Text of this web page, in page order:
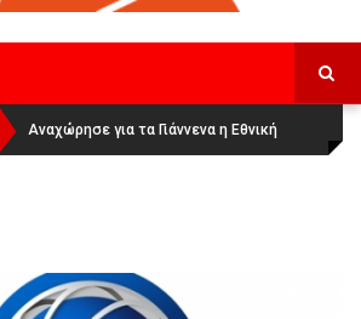
Οι Πάνθηρες Καβάλας στην Women
Basketball League 1
Αναχώρησε για τα Γιάννενα η Εθνική
Γυναικών: